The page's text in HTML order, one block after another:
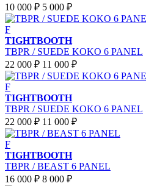
10 000 ₽ 5 000 ₽
F
TIGHTBOOTH
TBPR / SUEDE KOKO 6 PANEL
22 000 ₽ 11 000 ₽
F
TIGHTBOOTH
TBPR / SUEDE KOKO 6 PANEL
22 000 ₽ 11 000 ₽
F
TIGHTBOOTH
TBPR / BEAST 6 PANEL
16 000 ₽ 8 000 ₽